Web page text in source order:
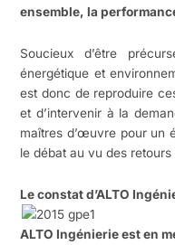
ensemble, la
Soucieux d’être
énergétique et
est donc de reproduire
et d’intervenir à la
maîtres d’œuvre pour un
le débat au vu des
Le constat d’ALTO
ALTO Ingénierie est en